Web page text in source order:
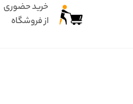
خرید حضوری
از فروشگاه